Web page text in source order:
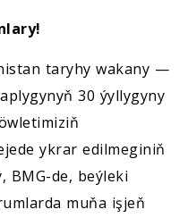
taryhy wakany —
30 ýyllygyny
ykrar edilmeginiň
BMG-de, beýleki
muňa işjeň